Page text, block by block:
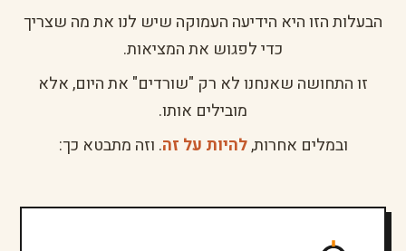
הבעלות הזו היא הידיעה העמוקה שיש לנו את מה שצריך
כדי לפגוש את המציאות.
זו התחושה שאנחנו לא רק "שורדים" את היום, אלא
מובילים אותו.
ובמלים אחרות,להיות על זה. וזה מתבטא כך: